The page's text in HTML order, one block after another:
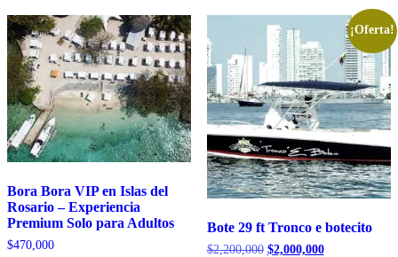
Bora Bora VIP en Islas del
Rosario – Experiencia
Premium Solo para Adultos
$470,000
¡Oferta!
Bote 29 ft Tronco e botecito
$2,200,000 El
$2,000,000El